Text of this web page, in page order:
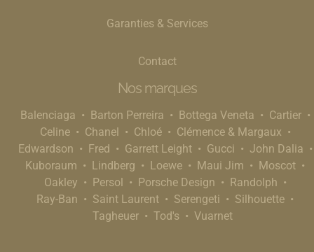
Garanties & Services
Contact
Nos marques
Balenciaga Barton Perreira Bottega Veneta
Cartier
Celine
Chanel Chloé
Clémence & Margaux
Edwardson
Fred Garrett Leight Gucci
John Dalia
Kuboraum
Lindberg Loewe Maui Jim
Moscot
Oakley
Persol Porsche Design
Randolph
Ray-Ban
Saint Laurent Serengeti
Silhouette
Tagheuer
Tod's Vuarnet